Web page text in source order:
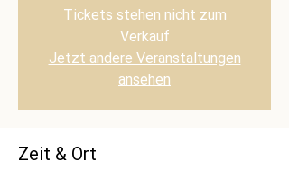
Tickets stehen nicht zum
Verkauf
Jetzt andere Veranstaltungen
ansehen
Zeit & Ort